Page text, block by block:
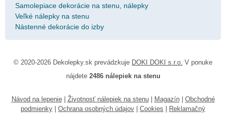
Samolepiace dekorácie na stenu, nálepky
Veľké nálepky na stenu
Nástenné dekorácie do izby
© 2020-2026 Dekolepky.sk prevádzkuje DOKI DOKI s.r.o. V ponuke
nájdete 2486 nálepiek na stenu
Návod na lepenie| Životnosť nálepiek na stenu| Magazín| Obchodné
podmienky
Ochrana osobných údajov Cookies
Reklamačný